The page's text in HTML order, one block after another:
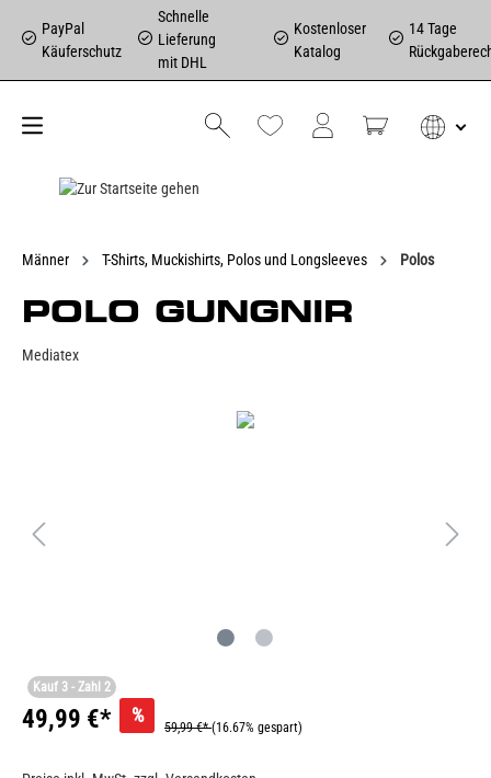
PayPal
Käuferschutz
Schnelle
Lieferung
mit DHL
Kostenloser
Katalog
14 Tage
Männer T-Shirts, Muckishirts, Polos und Longsleeves Polos
POLO GUNGNIR
Mediatex
Kauf 3 - Zahl 2
49,99 €* %
59,99 €*(16.67% gespart)